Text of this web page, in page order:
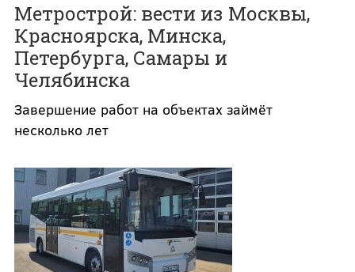
Метрострой: вести из Москвы,
Красноярска, Минска,
Петербурга, Самары и
Челябинска
Завершение работ на объектах займёт
несколько лет